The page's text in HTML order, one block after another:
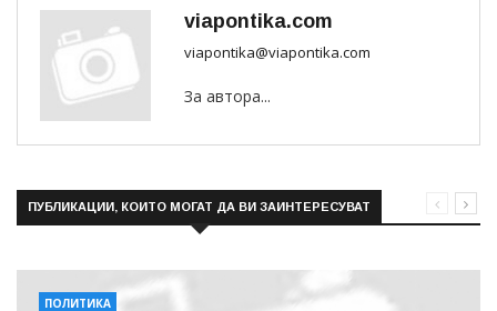
viapontika.com
viapontika@viapontika.com
За автора...
ПУБЛИКАЦИИ, КОИТО МОГАТ ДА ВИ ЗАИНТЕРЕСУВАТ
ПОЛИТИКА